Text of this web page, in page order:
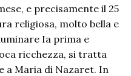
e precisamente il 25
religiosa, molto bella e
Ia prima e
ricchezza, si tratta
a Maria di Nazaret. In